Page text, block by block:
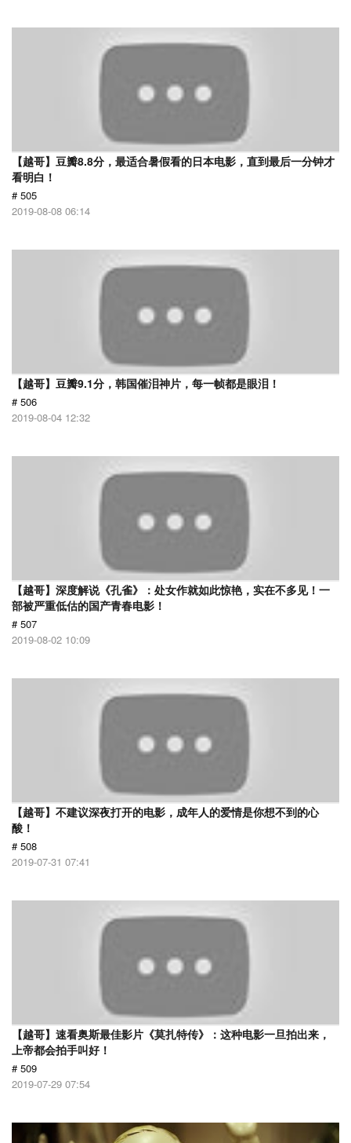
【越哥】豆瓣8.8分，最适合暑假看的日本电影，直到最后一分钟才
看明白！
# 505
2019-08-08 06:14
【越哥】豆瓣9.1分，韩国催泪神片，每一帧都是眼泪！
# 506
2019-08-04 12:32
【越哥】深度解说《孔雀》：处女作就如此惊艳，实在不多见！一
部被严重低估的国产青春电影！
# 507
2019-08-02 10:09
【越哥】不建议深夜打开的电影，成年人的爱情是你想不到的心
酸！
# 508
2019-07-31 07:41
【越哥】速看奥斯最佳影片《莫扎特传》：这种电影一旦拍出来，
上帝都会拍手叫好！
# 509
2019-07-29 07:54